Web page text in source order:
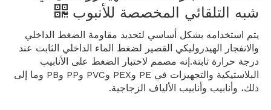
شبه التلقائي المخصصة للأنبوب
يتم استخدامه بشكل أساسي لتحديد مقاومة الضغط الداخلي
والانفجار الهيدروليكي القصير لضغط الماء الداخلي الثابت عند
درجة حرارة ثابتة.إنه مصمم لاختبار الضغط على الأنابيب
البلاستيكية والتجهيزات في PE وPEX وPVC وPP وPB وما إلى
ذلك، وأنابيب وأنابيب الألياف الزجاجية.